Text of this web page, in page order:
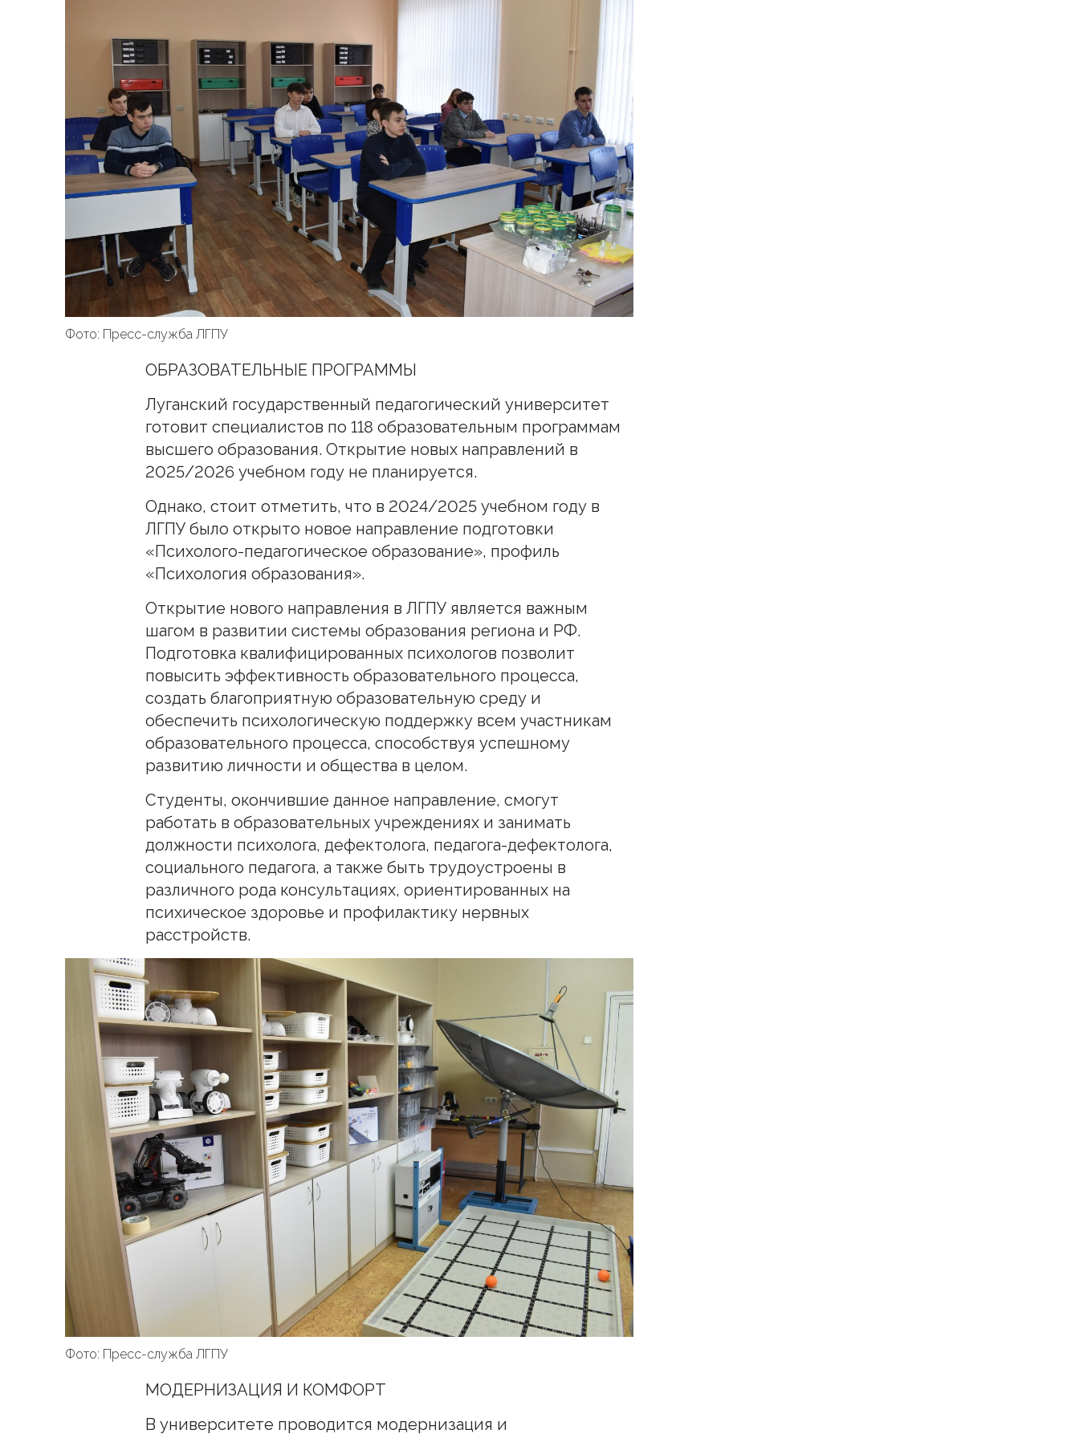
Фото: Пресс-служба ЛГПУ
ОБРАЗОВАТЕЛЬНЫЕ ПРОГРАММЫ
Луганский государственный педагогический университет
готовит специалистов по 118 образовательным программам
высшего образования. Открытие новых направлений в
2025/2026 учебном году не планируется.
Однако, стоит отметить, что в 2024/2025 учебном году в
ЛГПУ было открыто новое направление подготовки
«Психолого-педагогическое образование», профиль
«Психология образования».
Открытие нового направления в ЛГПУ является важным
шагом в развитии системы образования региона и РФ.
Подготовка квалифицированных психологов позволит
повысить эффективность образовательного процесса,
создать благоприятную образовательную среду и
обеспечить психологическую поддержку всем участникам
образовательного процесса, способствуя успешному
развитию личности и общества в целом.
Студенты, окончившие данное направление, смогут
работать в образовательных учреждениях и занимать
должности психолога, дефектолога, педагога-дефектолога,
социального педагога, а также быть трудоустроены в
различного рода консультациях, ориентированных на
психическое здоровье и профилактику нервных
расстройств.
Фото: Пресс-служба ЛГПУ
МОДЕРНИЗАЦИЯ И КОМФОРТ
В университете проводится модернизация и